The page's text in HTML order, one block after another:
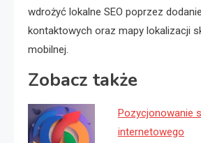
wdrożyć lokalne SEO poprzez
kontaktowych oraz mapy lokalizacji
mobilnej.
Zobacz także
Pozycjonowanie
internetowego